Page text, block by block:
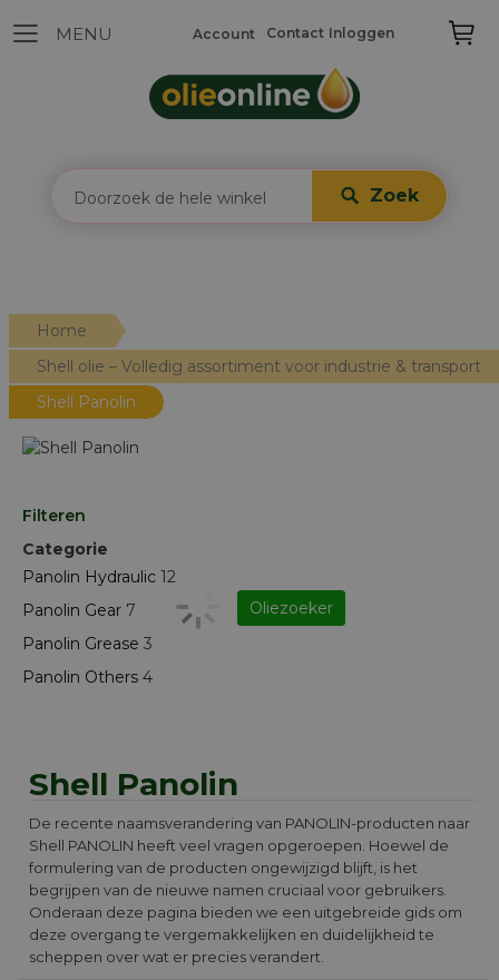
Zoek
Contact Inloggen
Account
Home
Shell olie – Volledig assortiment voor industrie & transport
Shell Panolin
Shell Panolin
De recente naamsverandering van PANOLIN-producten naar
Shell PANOLIN heeft veel vragen opgeroepen. Hoewel de
formulering van de producten ongewijzigd blijft, is het
begrijpen van de nieuwe namen cruciaal voor gebruikers.
Onderaan deze pagina bieden we een uitgebreide gids om
deze overgang te vergemakkelijken en duidelijkheid te
scheppen over wat er precies verandert.
Filteren
Categorie
Panolin Hydraulic 12
Panolin Gear 7
Panolin Grease 3
Panolin Others 4
Oliezoeker